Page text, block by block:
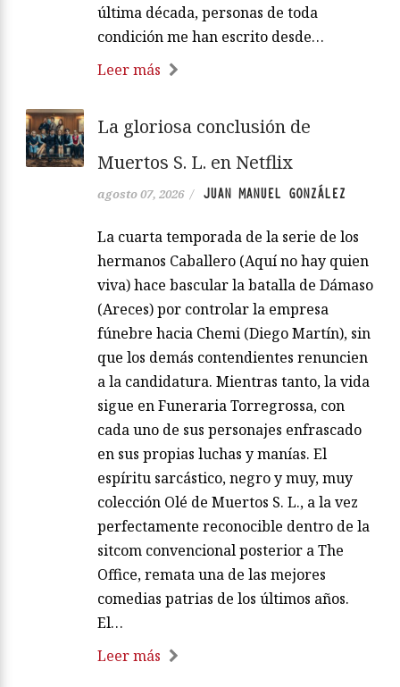
última década, personas de toda
condición me han escrito desde…
Leer más
La gloriosa conclusión de
Muertos S. L. en Netflix
agosto 07, 2026 / JUAN MANUEL GONZÁLEZ
La cuarta temporada de la serie de los
hermanos Caballero (Aquí no hay quien
viva) hace bascular la batalla de Dámaso
(Areces) por controlar la empresa
fúnebre hacia Chemi (Diego Martín), sin
que los demás contendientes renuncien
a la candidatura. Mientras tanto, la vida
sigue en Funeraria Torregrossa, con
cada uno de sus personajes enfrascado
en sus propias luchas y manías. El
espíritu sarcástico, negro y muy, muy
colección Olé de Muertos S. L., a la vez
perfectamente reconocible dentro de la
sitcom convencional posterior a The
Office, remata una de las mejores
comedias patrias de los últimos años.
El…
Leer más